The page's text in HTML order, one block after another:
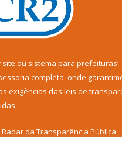
site ou sistema para prefeituras!
completa, onde
exigências das leis de
Radar da Transparência Pública